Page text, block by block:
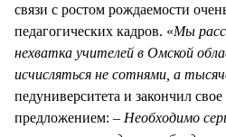
связи с ростом рождаемости
педагогических кадров. «Мы
нехватка учителей в Омской
исчисляться не сотнями, а
педуниверситета и закончил
предложением: – Необходимо